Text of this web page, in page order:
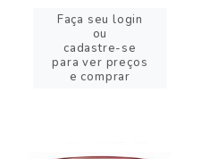
Faça seu login
ou
cadastre-se
para ver preços
e comprar